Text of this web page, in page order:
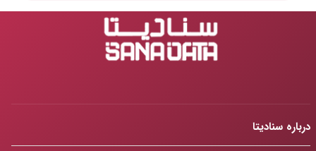
درباره سنادیتا